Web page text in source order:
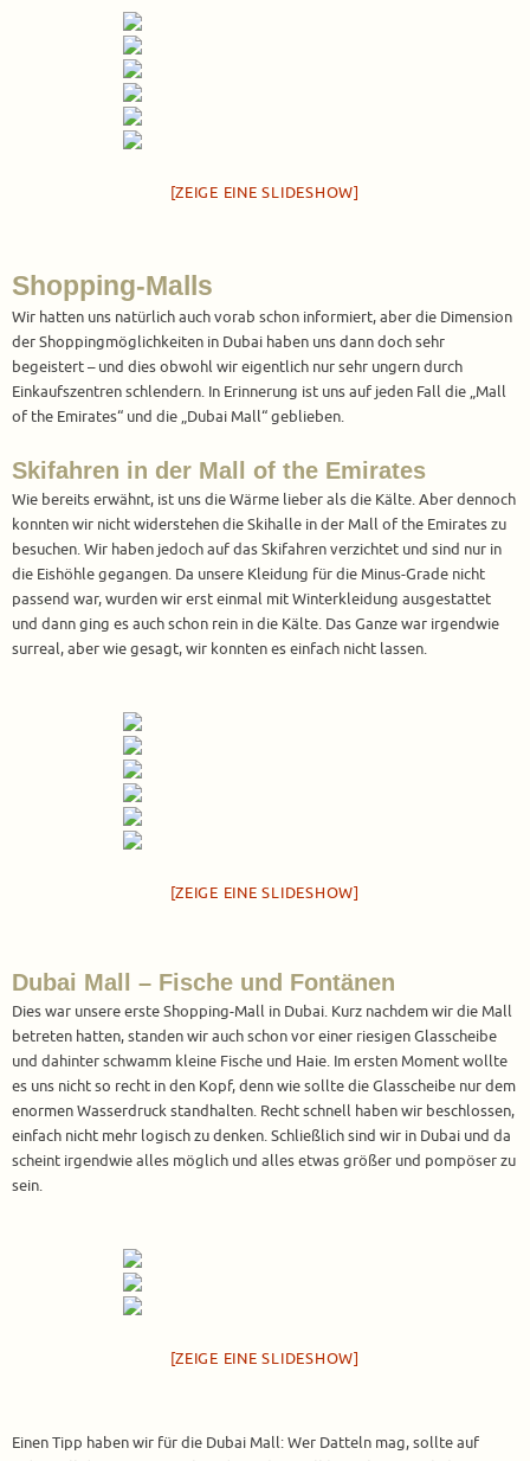
[ZEIGE EINE SLIDESHOW]
Shopping-Malls
Wir hatten uns natürlich auch vorab schon informiert, aber die Dimension
der Shoppingmöglichkeiten in Dubai haben uns dann doch sehr
begeistert – und dies obwohl wir eigentlich nur sehr ungern durch
Einkaufszentren schlendern. In Erinnerung ist uns auf jeden Fall die „Mall
of the Emirates“ und die „Dubai Mall“ geblieben.
Skifahren in der Mall of the Emirates
Wie bereits erwähnt, ist uns die Wärme lieber als die Kälte. Aber dennoch
konnten wir nicht widerstehen die Skihalle in der Mall of the Emirates zu
besuchen. Wir haben jedoch auf das Skifahren verzichtet und sind nur in
die Eishöhle gegangen. Da unsere Kleidung für die Minus-Grade nicht
passend war, wurden wir erst einmal mit Winterkleidung ausgestattet
und dann ging es auch schon rein in die Kälte. Das Ganze war irgendwie
surreal, aber wie gesagt, wir konnten es einfach nicht lassen.
[ZEIGE EINE SLIDESHOW]
Dubai Mall – Fische und Fontänen
Dies war unsere erste Shopping-Mall in Dubai. Kurz nachdem wir die Mall
betreten hatten, standen wir auch schon vor einer riesigen Glasscheibe
und dahinter schwamm kleine Fische und Haie. Im ersten Moment wollte
es uns nicht so recht in den Kopf, denn wie sollte die Glasscheibe nur dem
enormen Wasserdruck standhalten. Recht schnell haben wir beschlossen,
einfach nicht mehr logisch zu denken. Schließlich sind wir in Dubai und da
scheint irgendwie alles möglich und alles etwas größer und pompöser zu
sein.
[ZEIGE EINE SLIDESHOW]
Einen Tipp haben wir für die Dubai Mall: Wer Datteln mag, sollte auf